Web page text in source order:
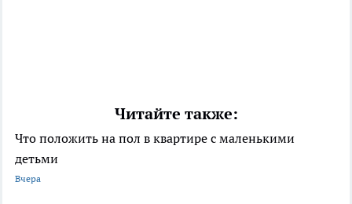
Читайте также:
Что положить на пол в квартире с маленькими
детьми
Вчера